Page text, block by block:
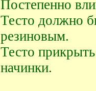
Постепенно
Тесто должно
резиновым.
Тесто
начинки.